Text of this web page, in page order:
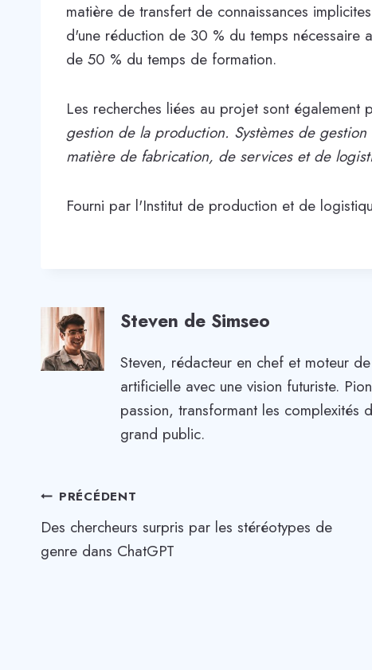
matière de transfert de connaissances
d'une réduction de 30 % du temps nécessaire
de 50 % du temps de formation.
Les recherches liées au projet sont également
gestion de la production. Systèmes de
matière de fabrication, de services et de
Fourni par l'Institut de production et de
Steven de Simseo
Steven, rédacteur en chef et moteur
artificielle avec une vision futuriste.
passion, transformant les
grand public.
Navigation
de
l’article
PRÉCÉDENT
Des chercheurs surpris par les stéréotypes de
genre dans ChatGPT